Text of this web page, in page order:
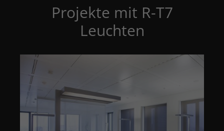
Projekte mit R-T7
Leuchten